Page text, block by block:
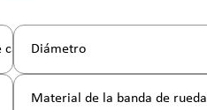
cargaDiámetro
Material de la banda de rueda